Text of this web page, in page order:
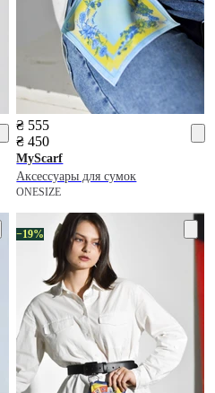
₴ 555
₴ 450
MyScarf
Аксессуары для сумок
ONESIZE
−19%